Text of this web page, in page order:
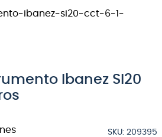
Ibanez SI20
SKU: 209395